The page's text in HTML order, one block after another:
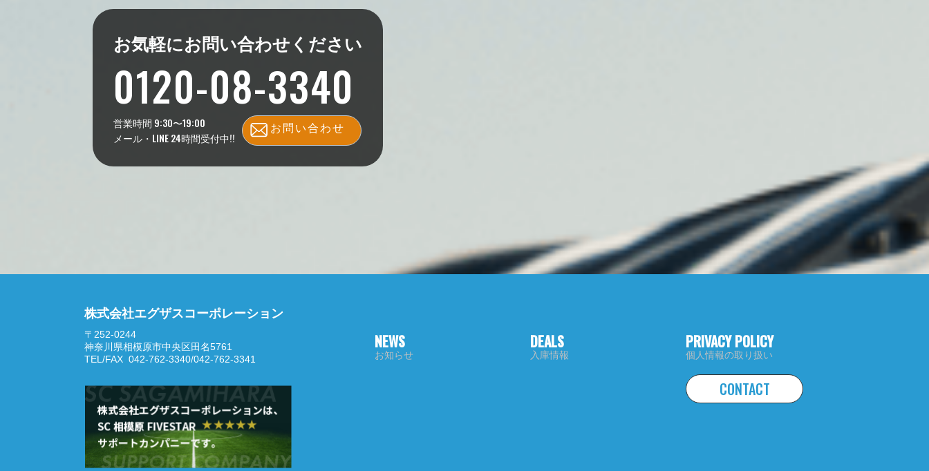
お気軽にお問い合わせください
0120-08-3340
営業時間 9:30〜19:00
メール・LINE 24時間受付中!!
お問い合わせ
株式会社エグザスコーポレーション
〒252-0244
神奈川県相模原市中央区田名5761
TEL/FAX 042-762-3340/042-762-3341
NEWS
お知らせ
DEALS
入庫情報
PRIVACY POLICY
個人情報の取り扱い
CONTACT